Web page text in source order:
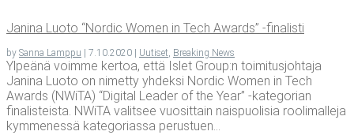
Jani­na Luo­to “Nor­dic Women in Tech Awards” ‑fina­lis­ti
by Sanna Lamppu 7.10.2020 Uutiset, Breaking News
Ylpeänä voimme kertoa, että Islet Group:n toimitusjohtaja
Janina Luoto on nimetty yhdeksi Nordic Women in Tech
Awards (NWiTA) “Digital Leader of the Year” -kategorian
finalisteista. NWiTA valitsee vuosittain naispuolisia roolimalleja
kymmenessä kategoriassa perustuen...